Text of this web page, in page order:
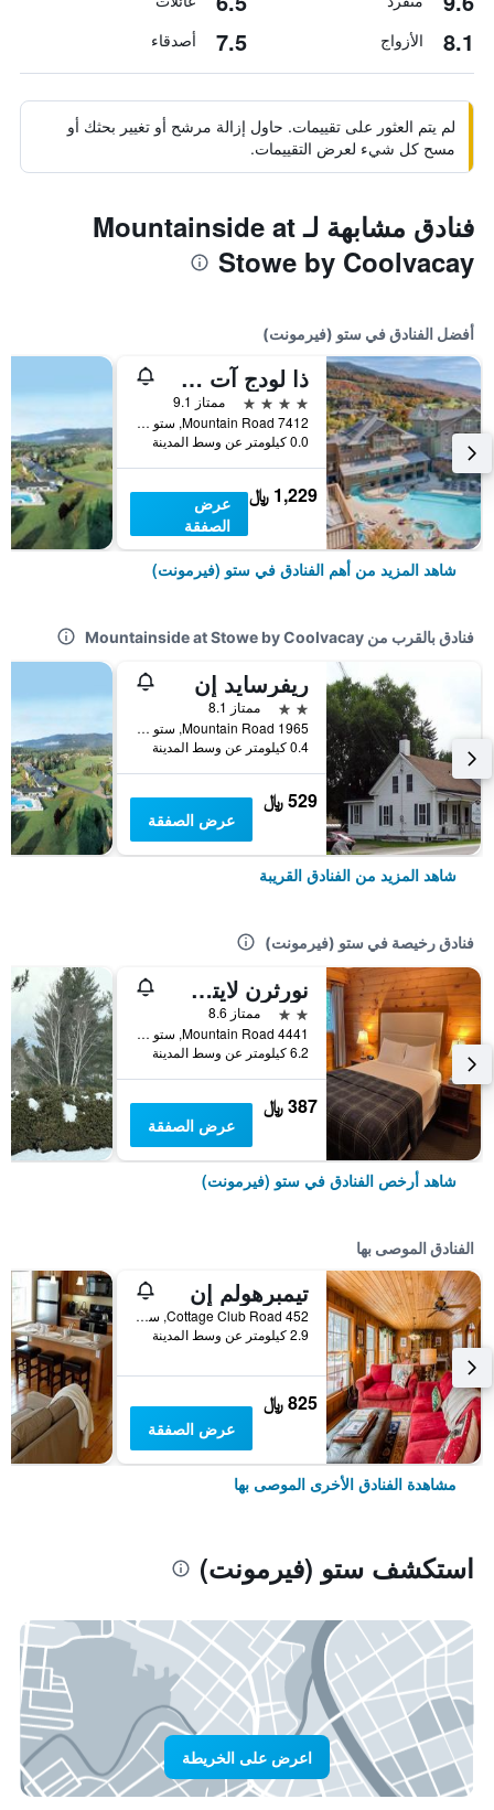
8.1 الأزواج 7.5 أصدقاء
لم يتم العثور على تقييمات. حاول إزالة مرشح أو تغيير بحثك أو
مسح كل شيء لعرض التقييمات.
فنادق مشابهة لـ Mountainside at
Stowe by Coolvacay
أفضل الفنادق في ستو (فيرمونت)
ذا لودج آت سبروس بيك، إيه ديستينيشن باي حياة ريزيدنس
4 نجوم
ممتاز 9.1
7412 Mountain Road, ستو (فيرمونت), VT, الولايات المتحدة الأميريكية
0.0 كيلومتر عن وسط المدينة
1,229 ﷼
عرض
الصفقة
شاهد المزيد من أهم الفنادق في ستو (فيرمونت)
فنادق بالقرب من Mountainside at Stowe by Coolvacay
ريفرسايد إن
2 نجمتين
ممتاز 8.1
1965 Mountain Road, ستو (فيرمونت), VT, الولايات المتحدة الأميريكية
0.4 كيلومتر عن وسط المدينة
529 ﷼
عرض الصفقة
شاهد المزيد من الفنادق القريبة
فنادق رخيصة في ستو (فيرمونت)
نورثرن لايتس لودج
2 نجمتين
ممتاز 8.6
4441 Mountain Road, ستو (فيرمونت), VT, الولايات المتحدة الأميريكية
6.2 كيلومتر عن وسط المدينة
387 ﷼
عرض الصفقة
شاهد أرخص الفنادق في ستو (فيرمونت)
الفنادق الموصى بها
تيمبرهولم إن
452 Cottage Club Road, ستو (فيرمونت), VT, الولايات المتحدة الأميريكية
2.9 كيلومتر عن وسط المدينة
825 ﷼
عرض الصفقة
مشاهدة الفنادق الأخرى الموصى بها
استكشف ستو (فيرمونت)
اعرض على الخريطة